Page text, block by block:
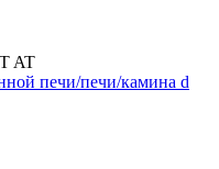
AT
печи/печи/камина d